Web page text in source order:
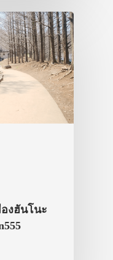
งฮันโนะ